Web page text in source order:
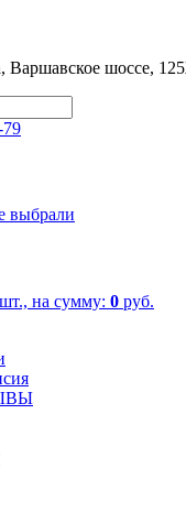
Варшавское шоссе,
79
выбрали
шт., на сумму: 0 руб.